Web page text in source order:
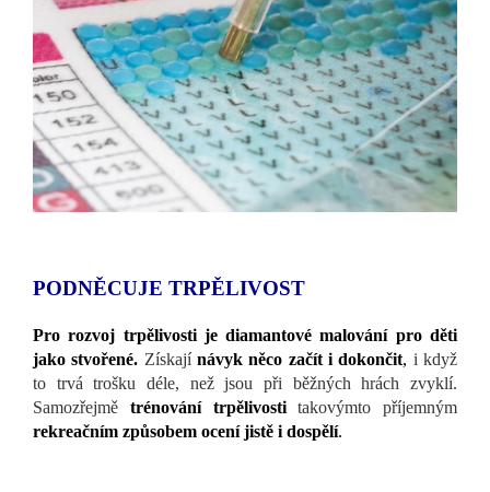
PODNĚCUJE TRPĚLIVOST
Pro rozvoj trpělivosti je diamantové malování pro děti
jako stvořené. Získajínávyk něco začít i dokončit, i když
to trvá trošku déle, než jsou při běžných hrách zvyklí.
Samozřejmě trénování trpělivostitakovýmto příjemným
rekreačním způsobem ocení jistě i dospělí.